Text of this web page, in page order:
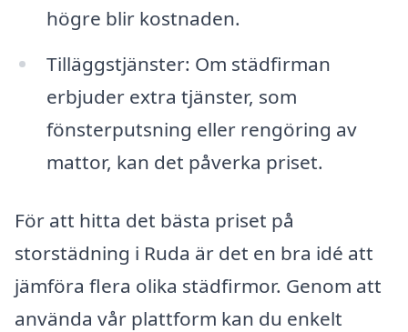
högre blir kostnaden.
Tilläggstjänster: Om städfirman
erbjuder extra tjänster, som
fönsterputsning eller rengöring av
mattor, kan det påverka priset.
För att hitta det bästa priset på
storstädning i Ruda är det en bra idé att
jämföra flera olika städfirmor. Genom att
använda vår plattform kan du enkelt